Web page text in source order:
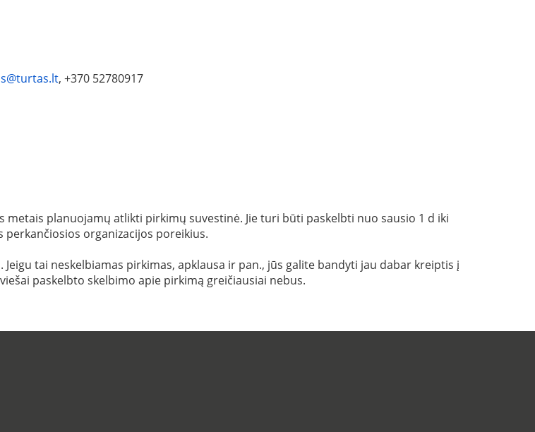
, +370 52780917
planuojamų atlikti pirkimų suvestinė. Jie turi būti paskelbti nuo sausio 1 d iki
organizacijos poreikius.
tai neskelbiamas pirkimas, apklausa ir pan., jūs galite bandyti jau dabar kreiptis į
paskelbto skelbimo apie pirkimą greičiausiai nebus.